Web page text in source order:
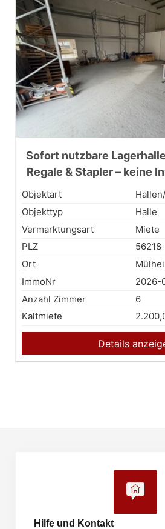
Sofort nutzbare
Regale & Stapler – keine
Objektart
Objekttyp
Halle
Vermarktungsart
Miete
PLZ
56218
Ort
ImmoNr
2026-
Anzahl Zimmer
6
Kaltmiete
Details
Hilfe und Kontakt